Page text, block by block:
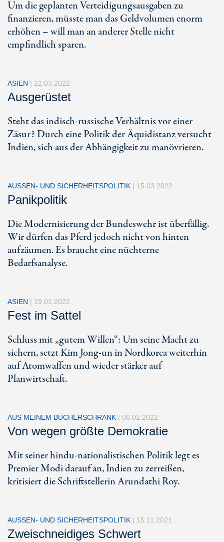
Um die geplanten Verteidigungsausgaben zu
finanzieren, müsste man das Geldvolumen enorm
erhöhen – will man an anderer Stelle nicht
empfindlich sparen.
ASIEN | 22.03.2022
Ausgerüstet
Steht das indisch-russische Verhältnis vor einer
Zäsur? Durch eine Politik der Äquidistanz versucht
Indien, sich aus der Abhängigkeit zu manövrieren.
AUSSEN- UND SICHERHEITSPOLITIK | 15.03.2022
Panikpolitik
Die Modernisierung der Bundeswehr ist überfällig.
Wir dürfen das Pferd jedoch nicht von hinten
aufzäumen. Es braucht eine nüchterne
Bedarfsanalyse.
ASIEN | 19.01.2022
Fest im Sattel
Schluss mit „gutem Willen“: Um seine Macht zu
sichern, setzt Kim Jong-un in Nordkorea weiterhin
auf Atomwaffen und wieder stärker auf
Planwirtschaft.
AUS MEINEM BÜCHERSCHRANK | 06.01.2022
Von wegen größte Demokratie
Mit seiner hindu-nationalistischen Politik legt es
Premier Modi darauf an, Indien zu zerreißen,
kritisiert die Schriftstellerin Arundathi Roy.
AUSSEN- UND SICHERHEITSPOLITIK | 15.11.2021
Zweischneidiges Schwert